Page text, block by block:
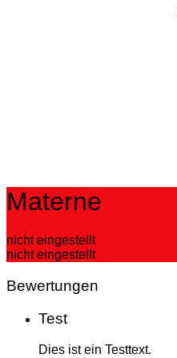
Materne
nicht eingestellt
nicht eingestellt
Bewertungen
Test
Dies ist ein Testtext.